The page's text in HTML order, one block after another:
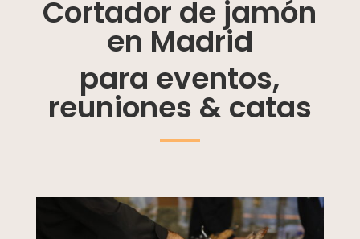
Cortador de jamón
en Madrid
para eventos,
reuniones & catas